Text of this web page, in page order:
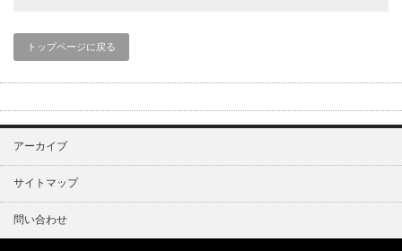
トップページに戻る
アーカイブ
サイトマップ
問い合わせ